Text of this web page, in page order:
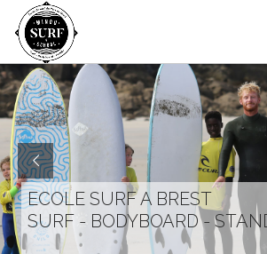
SURF & BODYBOARD
PADDLE
LES MONITEURS
LOCATIONS
SHOP
CONTACT
ECOLE SURF A BREST
SURF - BODYBOARD -